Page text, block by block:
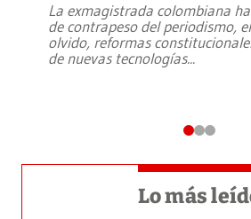
La exmagistrada colombiana
de contrapeso del periodismo,
olvido, reformas
de nuevas tecnologías...
Lo más